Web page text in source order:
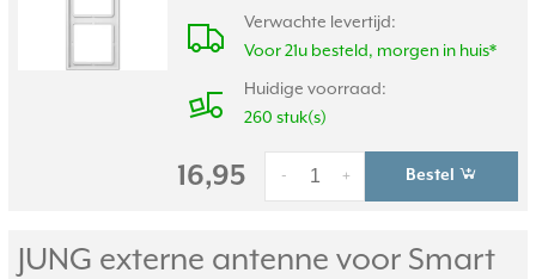
Verwachte levertijd:
Voor 21u besteld, morgen in huis*
Huidige voorraad:
260 stuk(s)
16,95 +
- Bestel
JUNG externe antenne voor Smart